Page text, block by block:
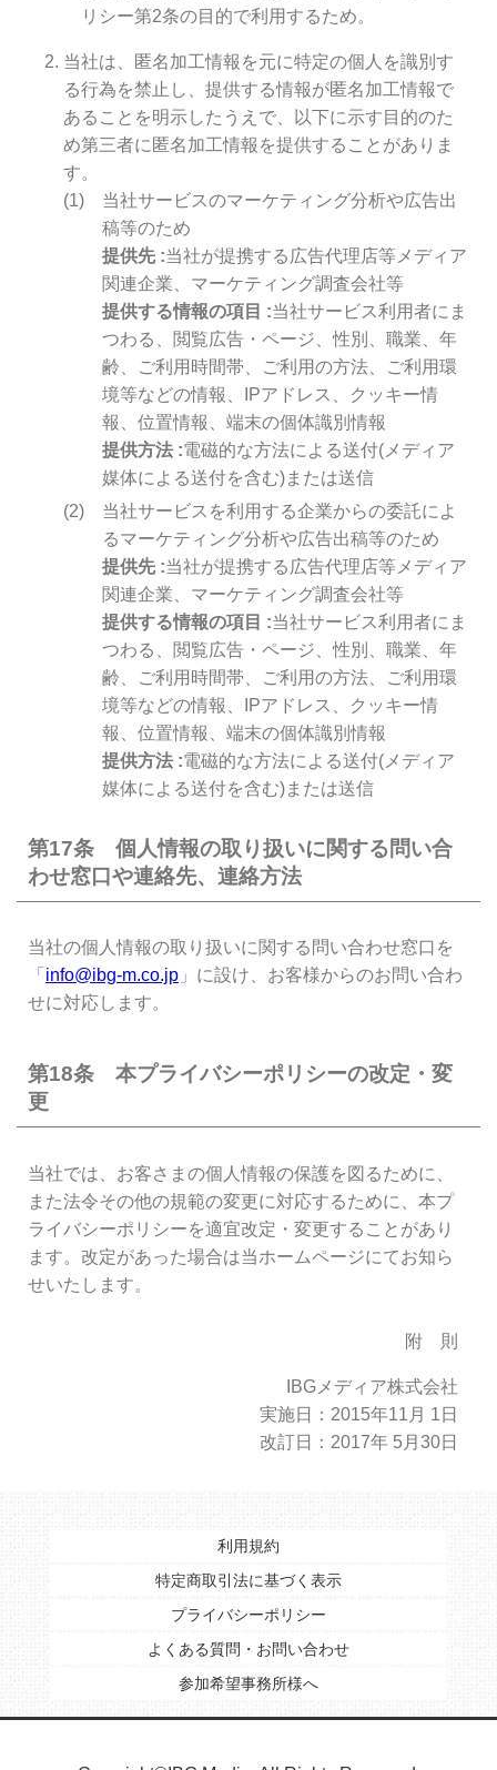
リシー第2条の目的で利用するため。
当社は、匿名加工情報を元に特定の個人を識別す
る行為を禁止し、提供する情報が匿名加工情報で
あることを明示したうえで、以下に示す目的のた
め第三者に匿名加工情報を提供することがありま
す。
当社サービスのマーケティング分析や広告出
稿等のため
提供先 当社が提携する広告代理店等メディア
関連企業、マーケティング調査会社等
提供する情報の項目
当社サービス利用者にま
つわる、閲覧広告・ページ、性別、職業、年
齢、ご利用時間帯、ご利用の方法、ご利用環
境等などの情報、IPアドレス、クッキー情
報、位置情報、端末の個体識別情報
提供方法 電磁的な方法による送付(メディア
媒体による送付を含む)または送信
当社サービスを利用する企業からの委託によ
るマーケティング分析や広告出稿等のため
提供先 当社が提携する広告代理店等メディア
関連企業、マーケティング調査会社等
提供する情報の項目
当社サービス利用者にま
つわる、閲覧広告・ページ、性別、職業、年
齢、ご利用時間帯、ご利用の方法、ご利用環
境等などの情報、IPアドレス、クッキー情
報、位置情報、端末の個体識別情報
提供方法 電磁的な方法による送付(メディア
媒体による送付を含む)または送信
第17条 個人情報の取り扱いに関する問い合
わせ窓口や連絡先、連絡方法
当社の個人情報の取り扱いに関する問い合わせ窓口を
「 info@ibg-m.co.jp 」に設け、お客様からのお問い合わ
せに対応します。
第18条 本プライバシーポリシーの改定・変
更
当社では、お客さまの個人情報の保護を図るために、
また法令その他の規範の変更に対応するために、本プ
ライバシーポリシーを適宜改定・変更することがあり
ます。改定があった場合は当ホームページにてお知ら
せいたします。
附 則
IBGメディア株式会社
実施日：2015年11月 1日
改訂日：2017年 5月30日
利用規約
特定商取引法に基づく表示
プライバシーポリシー
よくある質問・お問い合わせ
参加希望事務所様へ